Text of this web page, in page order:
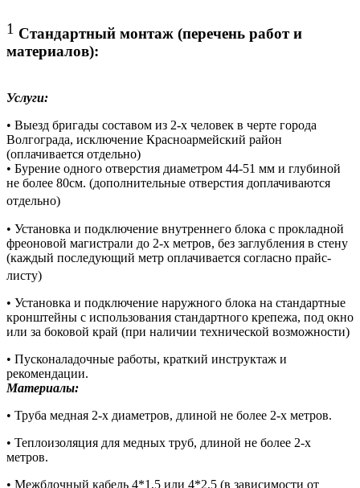
1 Стандартный монтаж (перечень работ и
материалов):
Услуги:
• Выезд бригады составом из 2-х человек в черте города
Волгограда, исключение Красноармейский район
(оплачивается отдельно)
• Бурение одного отверстия диаметром 44-51 мм и глубиной
не более 80см. (дополнительные отверстия доплачиваются
отдельно)
• Установка и подключение внутреннего блока с прокладной
фреоновой магистрали до 2-х метров, без заглубления в стену
(каждый последующий метр оплачивается согласно прайс-
листу)
• Установка и подключение наружного блока на стандартные
кронштейны с использования стандартного крепежа, под окно
или за боковой край (при наличии технической возможности)
• Пусконаладочные работы, краткий инструктаж и
рекомендации.
Материалы:
• Труба медная 2-х диаметров, длиной не более 2-х метров.
• Теплоизоляция для медных труб, длиной не более 2-х
метров.
• Межблочный кабель 4*1,5 или 4*2,5 (в зависимости от